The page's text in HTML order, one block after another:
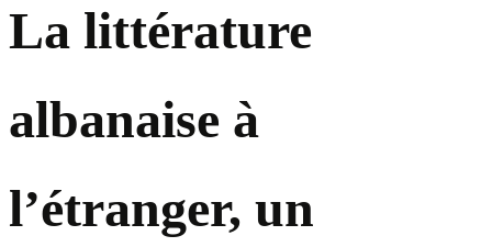
La littérature
albanaise à
l’étranger, un